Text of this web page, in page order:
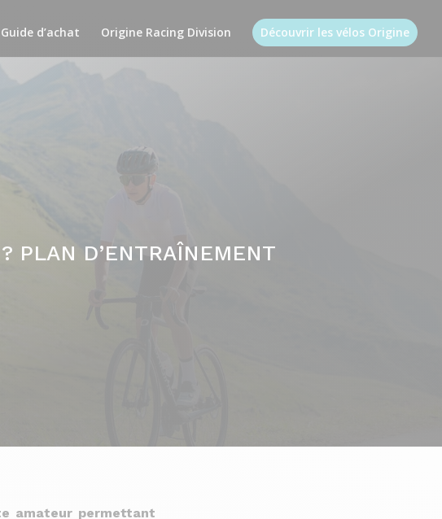
Guide d’achat Origine Racing Division Découvrir les vélos Origine
PLAN D’ENTRAÎNEMENT
amateur permettant